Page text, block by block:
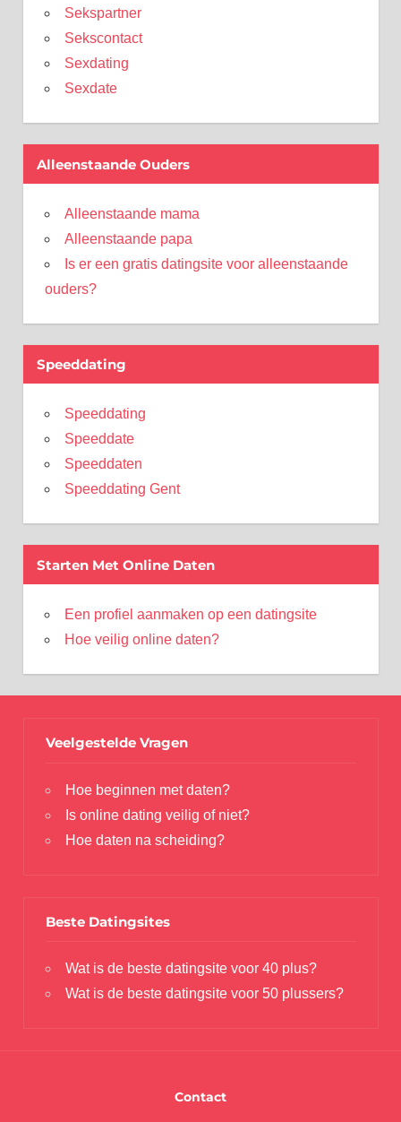
Sekspartner
Sekscontact
Sexdating
Sexdate
Alleenstaande Ouders
Alleenstaande mama
Alleenstaande papa
Is er een gratis datingsite voor alleenstaande
ouders?
Speeddating
Speeddating
Speeddate
Speeddaten
Speeddating Gent
Starten Met Online Daten
Een profiel aanmaken op een datingsite
Hoe veilig online daten?
Veelgestelde Vragen
Hoe beginnen met daten?
Is online dating veilig of niet?
Hoe daten na scheiding?
Beste Datingsites
Wat is de beste datingsite voor 40 plus?
Wat is de beste datingsite voor 50 plussers?
Contact